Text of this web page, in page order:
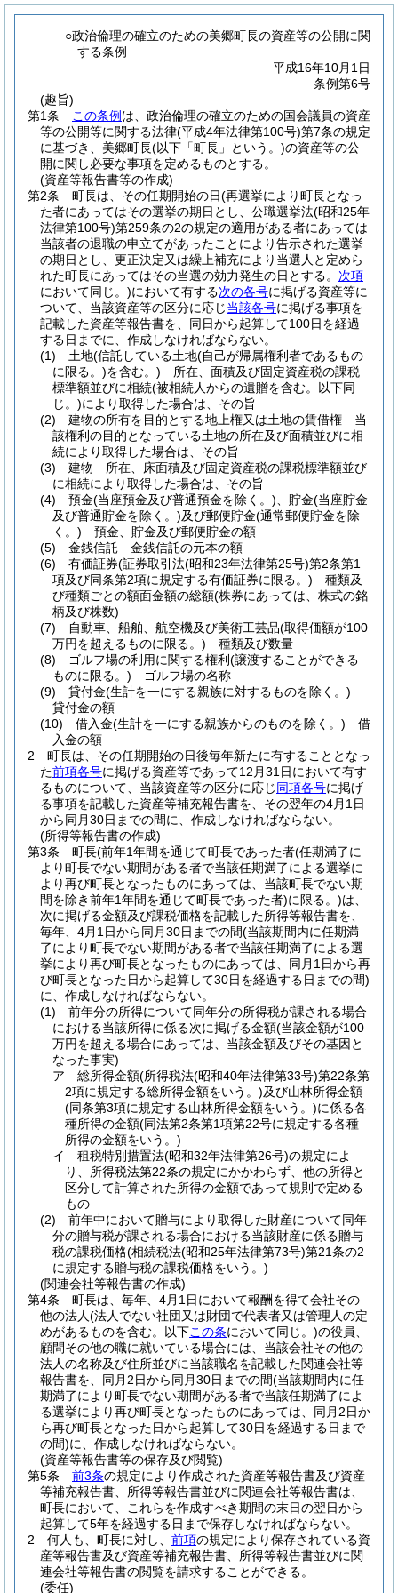
○政治倫理の確立のための美郷町長の資産等の公開に関
する条例
平成16年10月1日
条例第6号
(趣旨)
第1条
この条例 は、政治倫理の確立のための国会議員の資産
等の公開等に関する法律(平成4年法律第100号)第7条の規定
に基づき、美郷町長(以下「町長」という。)の資産等の公
開に関し必要な事項を定めるものとする。
(資産等報告書等の作成)
第2条
町長は、その任期開始の日(再選挙により町長となっ
た者にあってはその選挙の期日とし、公職選挙法(昭和25年
法律第100号)第259条の2の規定の適用がある者にあっては
当該者の退職の申立てがあったことにより告示された選挙
の期日とし、更正決定又は繰上補充により当選人と定めら
れた町長にあってはその当選の効力発生の日とする。 次項
において同じ。)において有する次の各号に掲げる資産等に
ついて、当該資産等の区分に応じ当該各号に掲げる事項を
記載した資産等報告書を、同日から起算して100日を経過
する日までに、作成しなければならない。
(1)
土地(信託している土地(自己が帰属権利者であるもの
に限る。)を含む。) 所在、面積及び固定資産税の課税
標準額並びに相続(被相続人からの遺贈を含む。以下同
じ。)により取得した場合は、その旨
(2)
建物の所有を目的とする地上権又は土地の賃借権 当
該権利の目的となっている土地の所在及び面積並びに相
続により取得した場合は、その旨
(3)
建物 所在、床面積及び固定資産税の課税標準額並び
に相続により取得した場合は、その旨
(4)
預金(当座預金及び普通預金を除く。) 、貯金(当座貯金
及び普通貯金を除く。)及び郵便貯金(通常郵便貯金を除
く。) 預金、貯金及び郵便貯金の額
(5)
金銭信託 金銭信託の元本の額
(6)
有価証券(証券取引法(昭和23年法律第25号)第2条第1
項及び同条第2項に規定する有価証券に限る。) 種類及
び種類ごとの額面金額の総額(株券にあっては、株式の銘
柄及び株数)
(7)
自動車、船舶、航空機及び美術工芸品(取得価額が100
万円を超えるものに限る。) 種類及び数量
(8)
ゴルフ場の利用に関する権利 (譲渡することができる
ものに限る。) ゴルフ場の名称
(9)
貸付金(生計を一にする親族に対するものを除く。)
貸付金の額
(10)
借入金(生計を一にする親族からのものを除く。) 借
入金の額
2
町長は、その任期開始の日後毎年新たに有することとなっ
た前項各号に掲げる資産等であって12月31日において有す
るものについて、当該資産等の区分に応じ同項各号に掲げ
る事項を記載した資産等補充報告書を、その翌年の4月1日
から同月30日までの間に、作成しなければならない。
(所得等報告書の作成)
第3条
町長(前年1年間を通じて町長であった者(任期満了に
より町長でない期間がある者で当該任期満了による選挙に
より再び町長となったものにあっては、当該町長でない期
間を除き前年1年間を通じて町長であった者)に限る。)は、
次に掲げる金額及び課税価格を記載した所得等報告書を、
毎年、4月1日から同月30日までの間(当該期間内に任期満
了により町長でない期間がある者で当該任期満了による選
挙により再び町長となったものにあっては、同月1日から再
び町長となった日から起算して30日を経過する日までの間)
に、作成しなければならない。
(1)
前年分の所得について同年分の所得税が課される場合
における当該所得に係る次に掲げる金額(当該金額が100
万円を超える場合にあっては、当該金額及びその基因と
なった事実)
ア
総所得金額(所得税法(昭和40年法律第33号)第22条第
2項に規定する総所得金額をいう。)及び山林所得金額
(同条第3項に規定する山林所得金額をいう。)に係る各
種所得の金額(同法第2条第1項第22号に規定する各種
所得の金額をいう。)
イ
租税特別措置法(昭和32年法律第26号)の規定によ
り、所得税法第22条の規定にかかわらず、他の所得と
区分して計算された所得の金額であって規則で定める
もの
(2)
前年中において贈与により取得した財産について同年
分の贈与税が課される場合における当該財産に係る贈与
税の課税価格(相続税法(昭和25年法律第73号)第21条の2
に規定する贈与税の課税価格をいう。)
(関連会社等報告書の作成)
第4条
町長は、毎年、4月1日において報酬を得て会社その
他の法人(法人でない社団又は財団で代表者又は管理人の定
めがあるものを含む。以下この条において同じ。)の役員、
顧問その他の職に就いている場合には、当該会社その他の
法人の名称及び住所並びに当該職名を記載した関連会社等
報告書を、同月2日から同月30日までの間(当該期間内に任
期満了により町長でない期間がある者で当該任期満了によ
る選挙により再び町長となったものにあっては、同月2日か
ら再び町長となった日から起算して30日を経過する日まで
の間)に、作成しなければならない。
(資産等報告書等の保存及び閲覧)
第5条
前3条の規定により作成された資産等報告書及び資産
等補充報告書、所得等報告書並びに関連会社等報告書は、
町長において、これらを作成すべき期間の末日の翌日から
起算して5年を経過する日まで保存しなければならない。
2
何人も、町長に対し、 前項の規定により保存されている資
産等報告書及び資産等補充報告書、所得等報告書並びに関
連会社等報告書の閲覧を請求することができる。
(委任)